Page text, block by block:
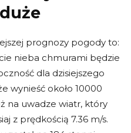
prognozy pogody to:
nieba chmurami będzie
dla dzisiejszego
wynieść około 10000
na uwadze wiatr, który
z prędkością 7.36 m/s.